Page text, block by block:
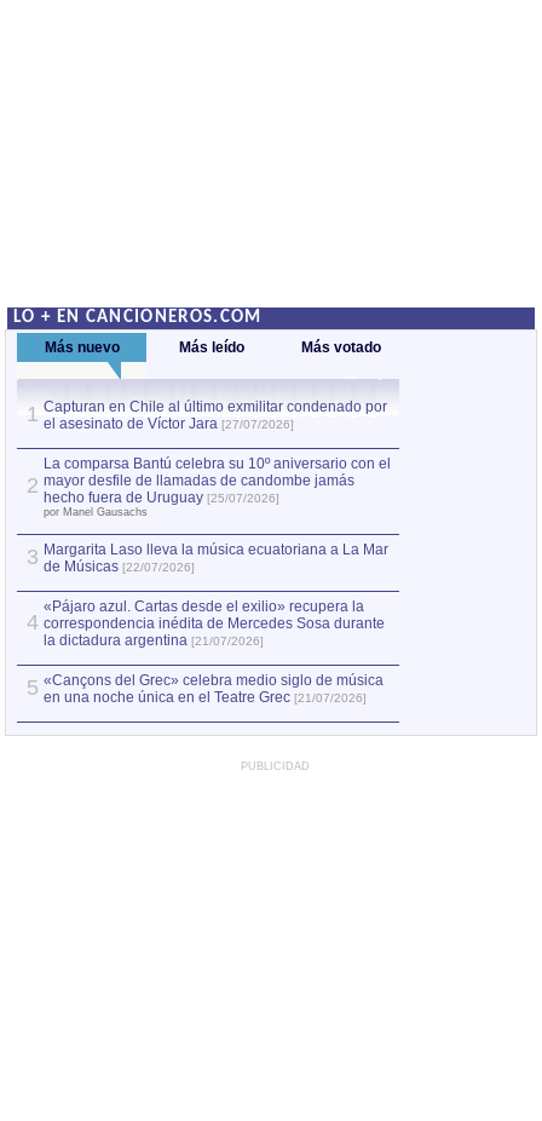
LO + EN CANCIONEROS.COM
Más nuevo Más leído Más votado
1 Capturan en Chile al último exmilitar condenado por
el asesinato de Víctor Jara [27/07/2026]
2
La comparsa Bantú celebra su 10º aniversario con el
mayor desfile de llamadas de candombe jamás
hecho fuera de Uruguay [25/07/2026]
por Manel Gausachs
3 Margarita Laso lleva la música ecuatoriana a La Mar
de Músicas [22/07/2026]
4
«Pájaro azul. Cartas desde el exilio» recupera la
correspondencia inédita de Mercedes Sosa durante
la dictadura argentina [21/07/2026]
5 «Cançons del Grec» celebra medio siglo de música
en una noche única en el Teatre Grec [21/07/2026]
PUBLICIDAD